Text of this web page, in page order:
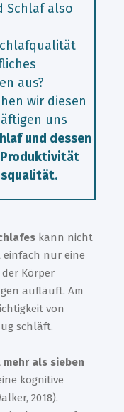
Schlaf also
aus?
wir diesen
uns
und dessen
Produktivität
.
kann nicht
einfach nur eine
der Körper
aufläuft. Am
von
schläft.
mehr als sieben
kognitive
2018).